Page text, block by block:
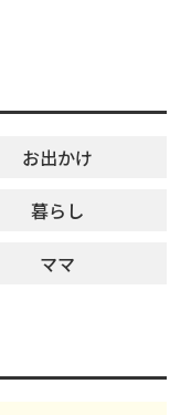
お出かけ
暮らし
ママ